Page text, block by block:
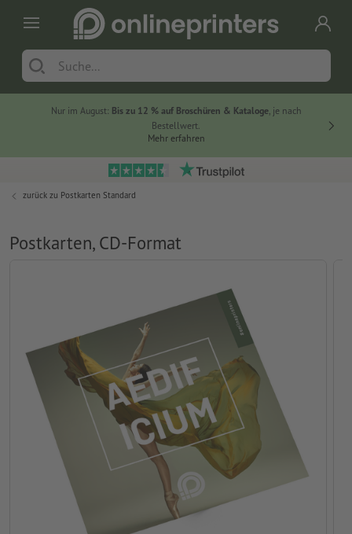
Nur im August: Bis zu 12 % auf Broschüren & Kataloge, je nach
Bestellwert.
Mehr erfahren
zurück zu Postkarten Standard
Postkarten, CD-Format